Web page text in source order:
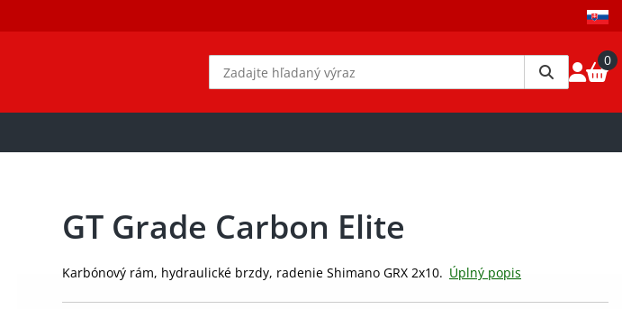
0
GT Grade Carbon Elite
Karbónový rám, hydraulické brzdy, radenie Shimano GRX 2x10. Úplný popis